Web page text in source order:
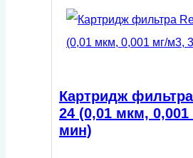
Картридж
24 (0,01 мкм,
мин)